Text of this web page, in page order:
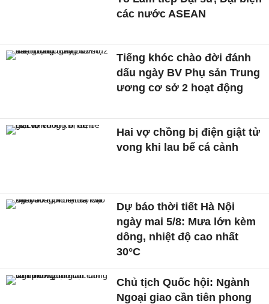
các nước ASEAN
Tiếng khóc chào đời đánh
dấu ngày BV Phụ sản Trung
ương cơ sở 2 hoạt động
Hai vợ chồng bị điện giật tử
vong khi lau bể cá cảnh
Dự báo thời tiết Hà Nội
ngày mai 5/8: Mưa lớn kèm
dông, nhiệt độ cao nhất
30°C
Chủ tịch Quốc hội: Ngành
Ngoại giao cần tiên phong